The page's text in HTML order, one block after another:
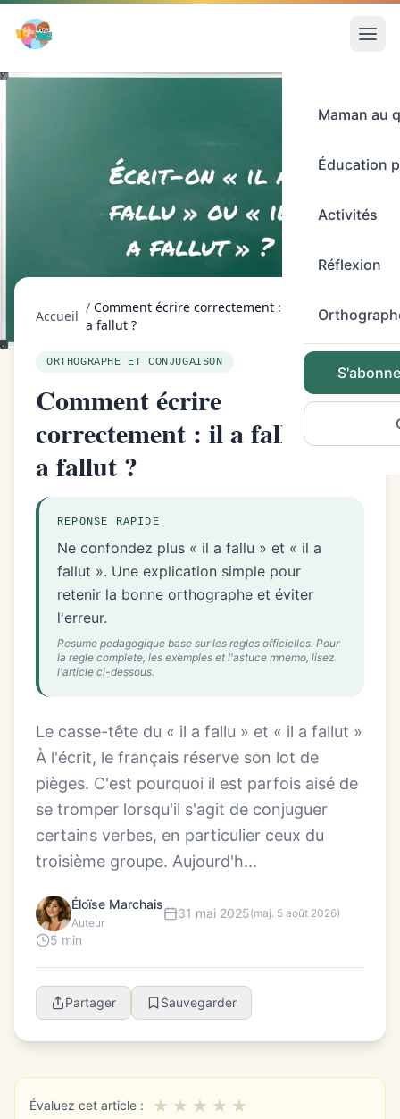
Maman au
Éducation
Activités
Réflexion
Accueil
/ Comment écrire correctement : il a fallu ou il
a fallut ?
ORTHOGRAPHE ET CONJUGAISON
Comment écrire
correctement : il a fallu ou il
a fallut ?
REPONSE RAPIDE
Ne confondez plus « il a fallu » et « il a
fallut ». Une explication simple pour
retenir la bonne orthographe et éviter
l'erreur.
Resume pedagogique base sur les regles officielles. Pour
la regle complete, les exemples et l'astuce mnemo, lisez
l'article ci-dessous.
Le casse-tête du « il a fallu » et « il a fallut »
À l'écrit, le français réserve son lot de
pièges. C'est pourquoi il est parfois aisé de
se tromper lorsqu'il s'agit de conjuguer
certains verbes, en particulier ceux du
troisième groupe. Aujourd'h...
Éloïse Marchais
Auteur
31 mai 2025(maj. 5 août 2026)
5 min
Partager Sauvegarder
Évaluez cet article : ★ ★ ★ ★ ★